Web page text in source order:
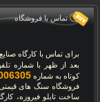
تماس با فروشگاه
بعد از ظهر با شماره
کوتاه به شماره
فروشگاه سنگ های قیمتی
ساخت تابلو فیروزه،